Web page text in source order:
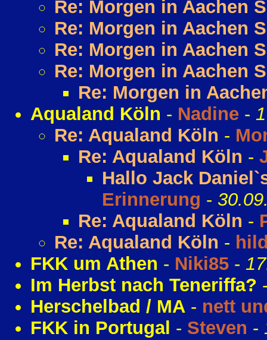
Re: Morgen in Aachen
Re: Morgen in Aachen
Re: Morgen in Aachen
Re: Morgen in Aachen
Re: Morgen in
Aqualand Köln - Nadine -
Re: Aqualand Köln -
Re: Aqualand Köln -
Hallo Jack
Erinnerung -
Re: Aqualand Köln -
Re: Aqualand Köln -
FKK um Athen - Niki85 -
Im Herbst nach Teneriffa?
Herschelbad / MA - nett
FKK in Portugal - Steven -